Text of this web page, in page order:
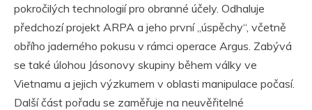
pokročilých technologií pro obranné účely. Odhaluje
předchozí projekt ARPA a jeho první „úspěchy“, včetně
obřího jaderného pokusu v rámci operace Argus. Zabývá
se také úlohou Jásonovy skupiny během války ve
Vietnamu a jejich výzkumem v oblasti manipulace počasí.
Další část pořadu se zaměřuje na neuvěřitelné